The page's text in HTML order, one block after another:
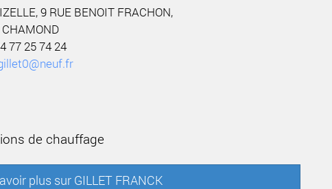
9 RUE BENOIT FRACHON,
77 25 74 24
de chauffage
plus sur GILLET FRANCK